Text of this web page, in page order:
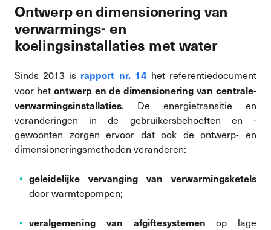
Ontwerp en dimensionering van
verwarmings- en
koelingsinstallaties met water
Sinds 2013 is rapport nr. 14 het referentiedocument
voor hetontwerp en de dimensionering van centrale-
verwarmingsinstallaties. De energietransitie en
veranderingen in de gebruikersbehoeften en -
gewoonten zorgen ervoor dat ook de ontwerp- en
dimensioneringsmethoden veranderen:
geleidelijke vervanging van verwarmingsketels
door warmtepompen;
veralgemening van afgiftesystemen op lage